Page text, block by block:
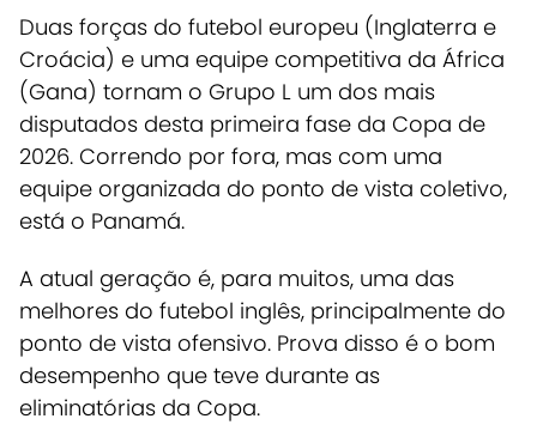
Duas forças do futebol europeu (Inglaterra e
Croácia) e uma equipe competitiva da África
(Gana) tornam o Grupo L um dos mais
disputados desta primeira fase da Copa de
2026. Correndo por fora, mas com uma
equipe organizada do ponto de vista coletivo,
está o Panamá.
A atual geração é, para muitos, uma das
melhores do futebol inglês, principalmente do
ponto de vista ofensivo. Prova disso é o bom
desempenho que teve durante as
eliminatórias da Copa.